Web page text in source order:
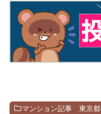
マンション記事 東京都